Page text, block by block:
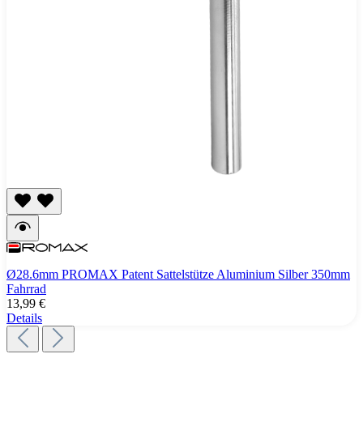
Ø28.6mm PROMAX Patent Sattelstütze Aluminium Silber 350mm
Fahrrad
13,99 €
Details